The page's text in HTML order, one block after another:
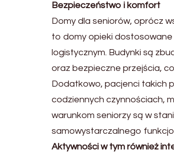
Bezpieczeństwo i komfort
Domy dla seniorów, oprócz
to domy opieki
logistycznym. Budynki są
oraz bezpieczne przejścia,
Dodatkowo, pacjenci takich
codziennych czynnościach,
warunkom seniorzy są w
samowystarczalnego
Aktywności w tym również